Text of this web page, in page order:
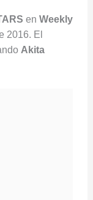
en Weekly
2016. El
Akita